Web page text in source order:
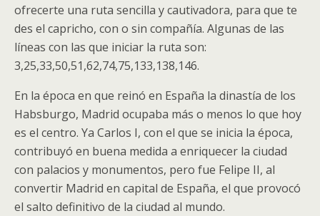
ofrecerte una ruta sencilla y cautivadora, para que te
des el capricho, con o sin compañía. Algunas de las
líneas con las que iniciar la ruta son:
3,25,33,50,51,62,74,75,133,138,146.
En la época en que reinó en España la dinastía de los
Habsburgo, Madrid ocupaba más o menos lo que hoy
es el centro. Ya Carlos I, con el que se inicia la época,
contribuyó en buena medida a enriquecer la ciudad
con palacios y monumentos, pero fue Felipe II, al
convertir Madrid en capital de España, el que provocó
el salto definitivo de la ciudad al mundo.